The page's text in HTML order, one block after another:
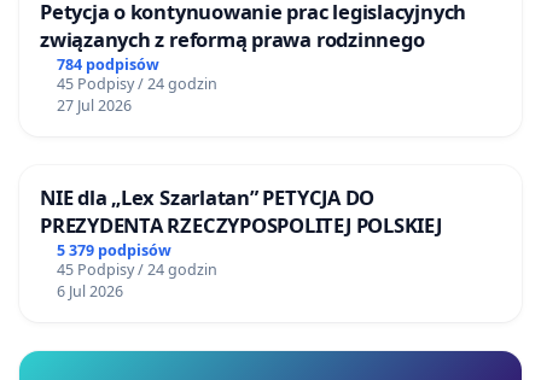
Petycja o kontynuowanie prac legislacyjnych
związanych z reformą prawa rodzinnego
784 podpisów
45 Podpisy / 24 godzin
27 Jul 2026
NIE dla „Lex Szarlatan” PETYCJA DO
PREZYDENTA RZECZYPOSPOLITEJ POLSKIEJ
5 379 podpisów
45 Podpisy / 24 godzin
6 Jul 2026